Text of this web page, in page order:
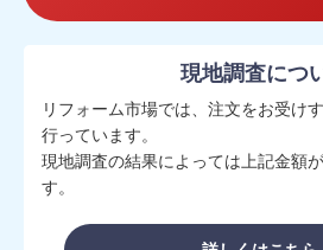
現地調査につ
リフォーム市場では、注文をお受け
行っています。
現地調査の結果によっては上記金額
す。